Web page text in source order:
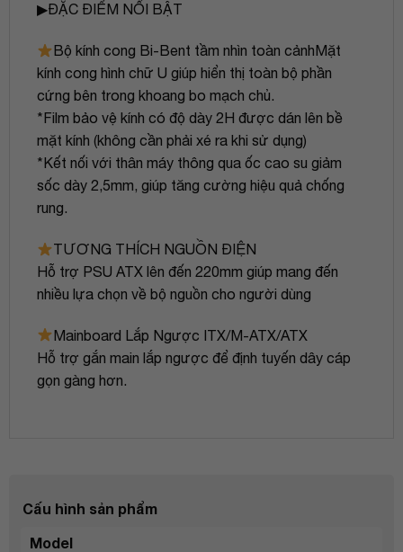
▶ĐẶC ĐIỂM NỔI BẬT
Bộ kính cong Bi-Bent tầm nhìn toàn cảnhMặt
kính cong hình chữ U giúp hiển thị toàn bộ phần
cứng bên trong khoang bo mạch chủ.
*Film bảo vệ kính có độ dày 2H được dán lên bề
mặt kính (không cần phải xé ra khi sử dụng)
*Kết nối với thân máy thông qua ốc cao su giảm
sốc dày 2,5mm, giúp tăng cường hiệu quả chống
rung.
TƯƠNG THÍCH NGUỒN ĐIỆN
Hỗ trợ PSU ATX lên đến 220mm giúp mang đến
nhiều lựa chọn về bộ nguồn cho người dùng
Mainboard Lắp Ngược ITX/M-ATX/ATX
Hỗ trợ gắn main lắp ngược để định tuyến dây cáp
gọn gàng hơn.
Cấu hình sản phẩm
Model